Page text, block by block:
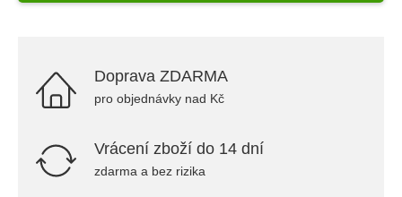
Doprava ZDARMA
pro objednávky nad Kč
Vrácení zboží do 14 dní
zdarma a bez rizika